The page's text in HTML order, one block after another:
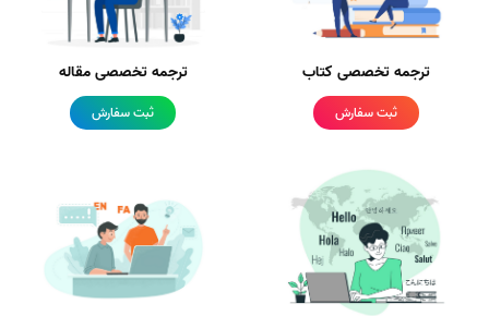
ترجمه تخصصی کتاب
ثبت سفارش
ترجمه تخصصی مقاله
ثبت سفارش